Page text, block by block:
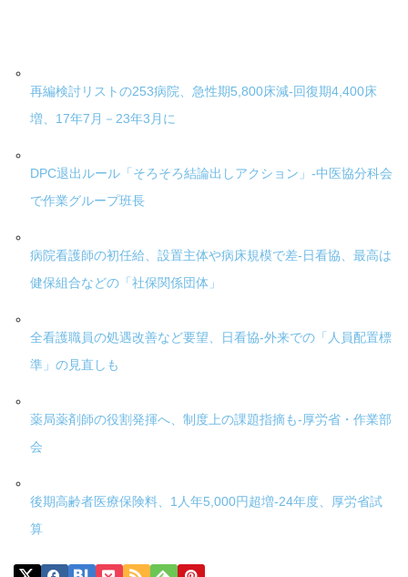
再編検討リストの253病院、急性期5,800床減-回復期4,400床
増、17年7月－23年3月に
DPC退出ルール「そろそろ結論出しアクション」-中医協分科会
で作業グループ班長
病院看護師の初任給、設置主体や病床規模で差-日看協、最高は
健保組合などの「社保関係団体」
全看護職員の処遇改善など要望、日看協-外来での「人員配置標
準」の見直しも
薬局薬剤師の役割発揮へ、制度上の課題指摘も-厚労省・作業部
会
後期高齢者医療保険料、1人年5,000円超増-24年度、厚労省試
算